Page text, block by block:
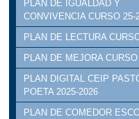
PLAN DE IGUALDAD Y
CONVIVENCIA CURSO 25-
PLAN DE LECTURA
PLAN DE MEJORA
PLAN DIGITAL CEIP
POETA 2025-2026
PLAN DE COMEDOR